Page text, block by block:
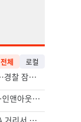
전체 로컬
신호위반 후 달아난 배달기사…경찰 잠복해 잡고보니 ‘반전’
드라이브스루서 시작된 총격…인앤아웃 참사 영상 공개